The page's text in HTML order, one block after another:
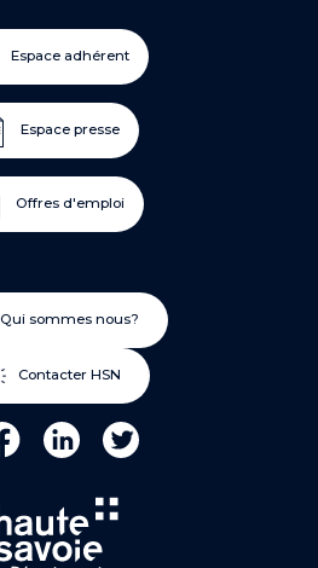
Espace adhérent
Espace presse
Offres d'emploi
Qui sommes nous?
Contacter HSN